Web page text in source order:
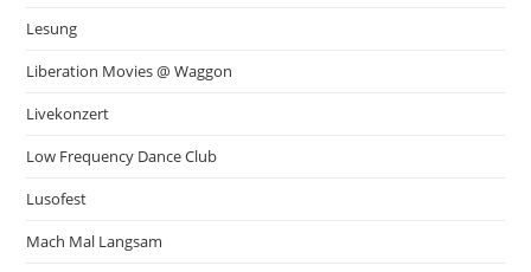
Lesung
Liberation Movies @ Waggon
Livekonzert
Low Frequency Dance Club
Lusofest
Mach Mal Langsam